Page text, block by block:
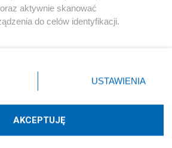
dostarcza:W3media.pl
aktywnie skanować
do celów identyfikacji.
przycisk ustawień prywatności
dolnym rogu strony
danych nie wymagają zgody
prawo sprzeciwić się takiemu
będą miały zastosowania tylko
USTAWIENIA
AKCEPTUJĘ